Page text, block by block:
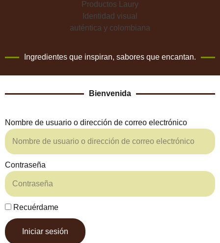
Ingredientes que inspiran, sabores que encantan.
Bienvenida
Nombre de usuario o dirección de correo electrónico
Contraseña
Recuérdame
Iniciar sesión